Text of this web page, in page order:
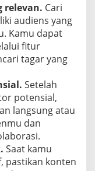
relevan. Cari
audiens yang
Kamu dapat
fitur
tagar yang
Setelah
potensial,
langsung atau
dan
Saat kamu
pastikan konten